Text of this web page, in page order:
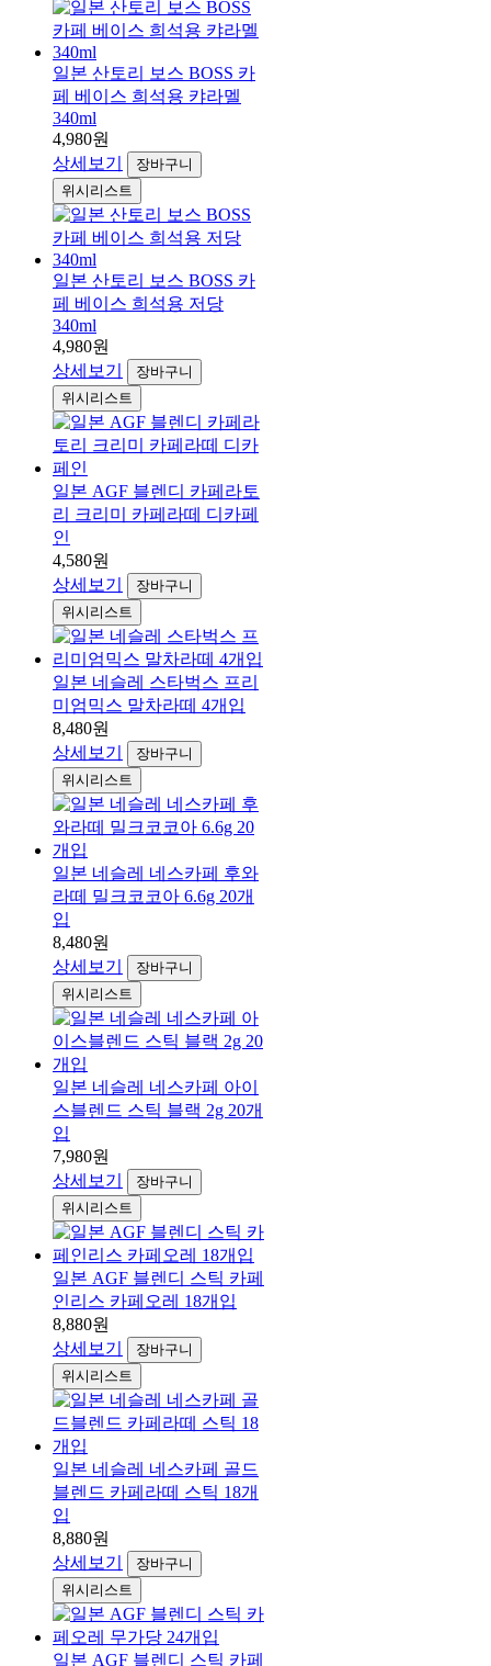
일본 산토리 보스 BOSS 카
페 베이스 희석용 캬라멜
340ml
4,980원
상세보기
장바구니
위시리스트
일본 산토리 보스 BOSS 카
페 베이스 희석용 저당
340ml
4,980원
상세보기
장바구니
위시리스트
일본 AGF 블렌디 카페라토
리 크리미 카페라떼 디카페
인
4,580원
상세보기
장바구니
위시리스트
일본 네슬레 스타벅스 프리
미엄믹스 말차라떼 4개입
8,480원
상세보기
장바구니
위시리스트
일본 네슬레 네스카페 후와
라떼 밀크코코아 6.6g 20개
입
8,480원
상세보기
장바구니
위시리스트
일본 네슬레 네스카페 아이
스블렌드 스틱 블랙 2g 20개
입
7,980원
상세보기
장바구니
위시리스트
일본 AGF 블렌디 스틱 카페
인리스 카페오레 18개입
8,880원
상세보기
장바구니
위시리스트
일본 네슬레 네스카페 골드
블렌드 카페라떼 스틱 18개
입
8,880원
상세보기
장바구니
위시리스트
일본 AGF 블렌디 스틱 카페